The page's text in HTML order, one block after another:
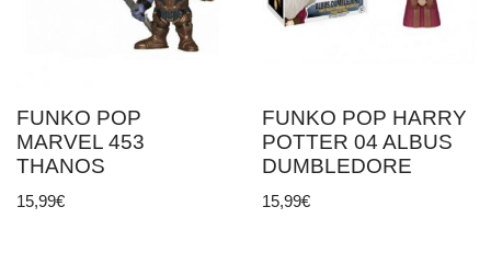
FUNKO POP
MARVEL 453
THANOS
15,99€
FUNKO POP HARRY
POTTER 04 ALBUS
DUMBLEDORE
15,99€